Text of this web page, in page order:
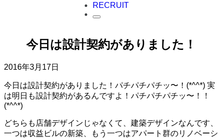
RECRUIT
今日は設計契約がありました！
2016年3月17日
今日は設計契約がありました！パチパチパチッ〜！(*^^*) 実
は明日も設計契約があるんですよ！パチパチパチッ〜！！
(*^^*)
どちらも店舗デザインじゃなくて、建築デザインなんです、
一つは収益ビルの新築、もう一つはアパート群のリノベーシ